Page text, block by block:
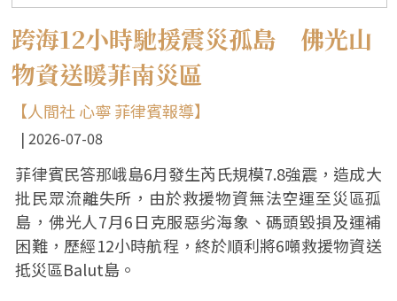
跨海12小時馳援震災孤島 佛光山
物資送暖菲南災區
【人間社 心寧 菲律賓報導】
2026-07-08
菲律賓民答那峨島6月發生芮氏規模7.8強震，造成大
批民眾流離失所，由於救援物資無法空運至災區孤
島，佛光人7月6日克服惡劣海象、碼頭毀損及運補
困難，歷經12小時航程，終於順利將6噸救援物資送
抵災區Balut島。